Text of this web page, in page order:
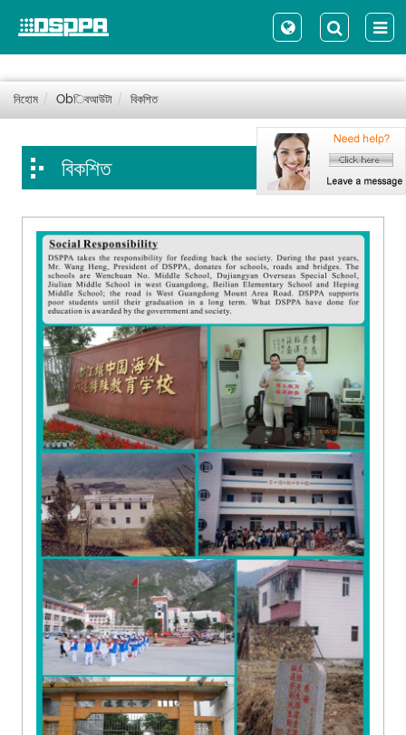
নিহোম Obিবআউটা বিকশিত
বিকশিত